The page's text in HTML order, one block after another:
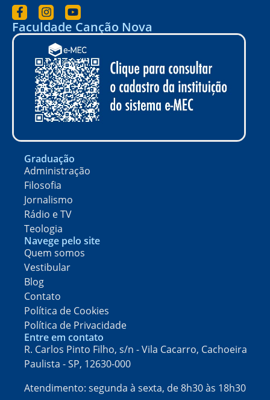
Faculdade Canção Nova
Graduação
Administração
Filosofia
Jornalismo
Rádio e TV
Teologia
Navege pelo site
Quem somos
Vestibular
Blog
Contato
Política de Cookies
Política de Privacidade
Entre em contato
R. Carlos Pinto Filho, s/n - Vila Cacarro, Cachoeira
Paulista - SP, 12630-000​
Atendimento: segunda à sexta, de 8h30 às 18h30